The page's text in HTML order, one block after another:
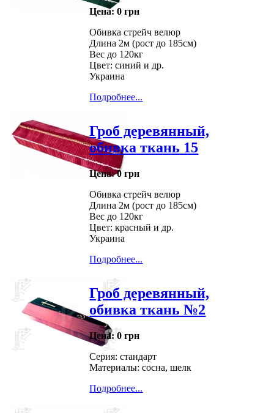
Цена: 0 грн
Обивка стрейч велюр
Длина 2м (рост до 185см)
Вес до 120кг
Цвет: синий и др.
Украина
Подробнее...
Гроб деревянный,
обивка ткань 15
Цена: 0 грн
Обивка стрейч велюр
Длина 2м (рост до 185см)
Вес до 120кг
Цвет: красный и др.
Украина
Подробнее...
Гроб деревянный,
обивка ткань №2
Цена: 0 грн
Серия: стандарт
Материалы: сосна, шелк
Подробнее...